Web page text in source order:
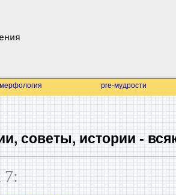
мерфология pre-мудрости
советы, истории -
7: